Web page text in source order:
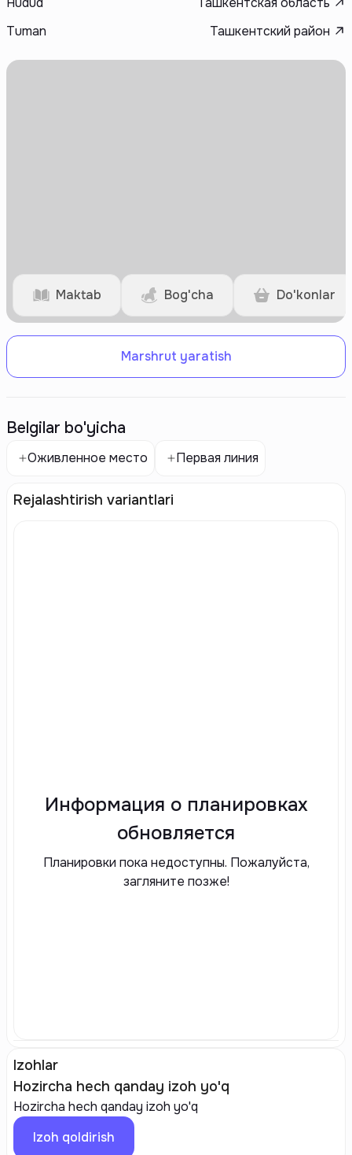
Tuman
Ташкентский район
Maktab Bog'cha Do'konlar
Marshrut yaratish
Belgilar bo'yicha
Оживленное место Первая линия
Rejalashtirish variantlari
Информация о планировках
обновляется
Планировки пока недоступны. Пожалуйста,
загляните позже!
Izohlar
Hozircha hech qanday izoh yo'q
Hozircha hech qanday izoh yo'q
Izoh qoldirish